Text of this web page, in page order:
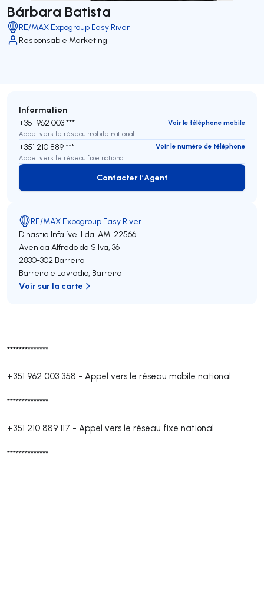
Bárbara Batista
RE/MAX Expogroup Easy River
Responsable Marketing
**************
+351 962 003 358 - Appel vers le réseau mobile national
**************
+351 210 889 117 - Appel vers le réseau fixe national
**************
Information
+351 962 003 ***
Voir le téléphone mobile
Appel vers le réseau mobile national
+351 210 889 ***
Voir le numéro de téléphone
Appel vers le réseau fixe national
Contacter l’Agent
Contacter l’Agent
RE/MAX Expogroup Easy River
Dinastia Infalível Lda. AMI 22566
Avenida Alfredo da Silva, 36
2830-302 Barreiro
Barreiro e Lavradio, Barreiro
Voir sur la carte